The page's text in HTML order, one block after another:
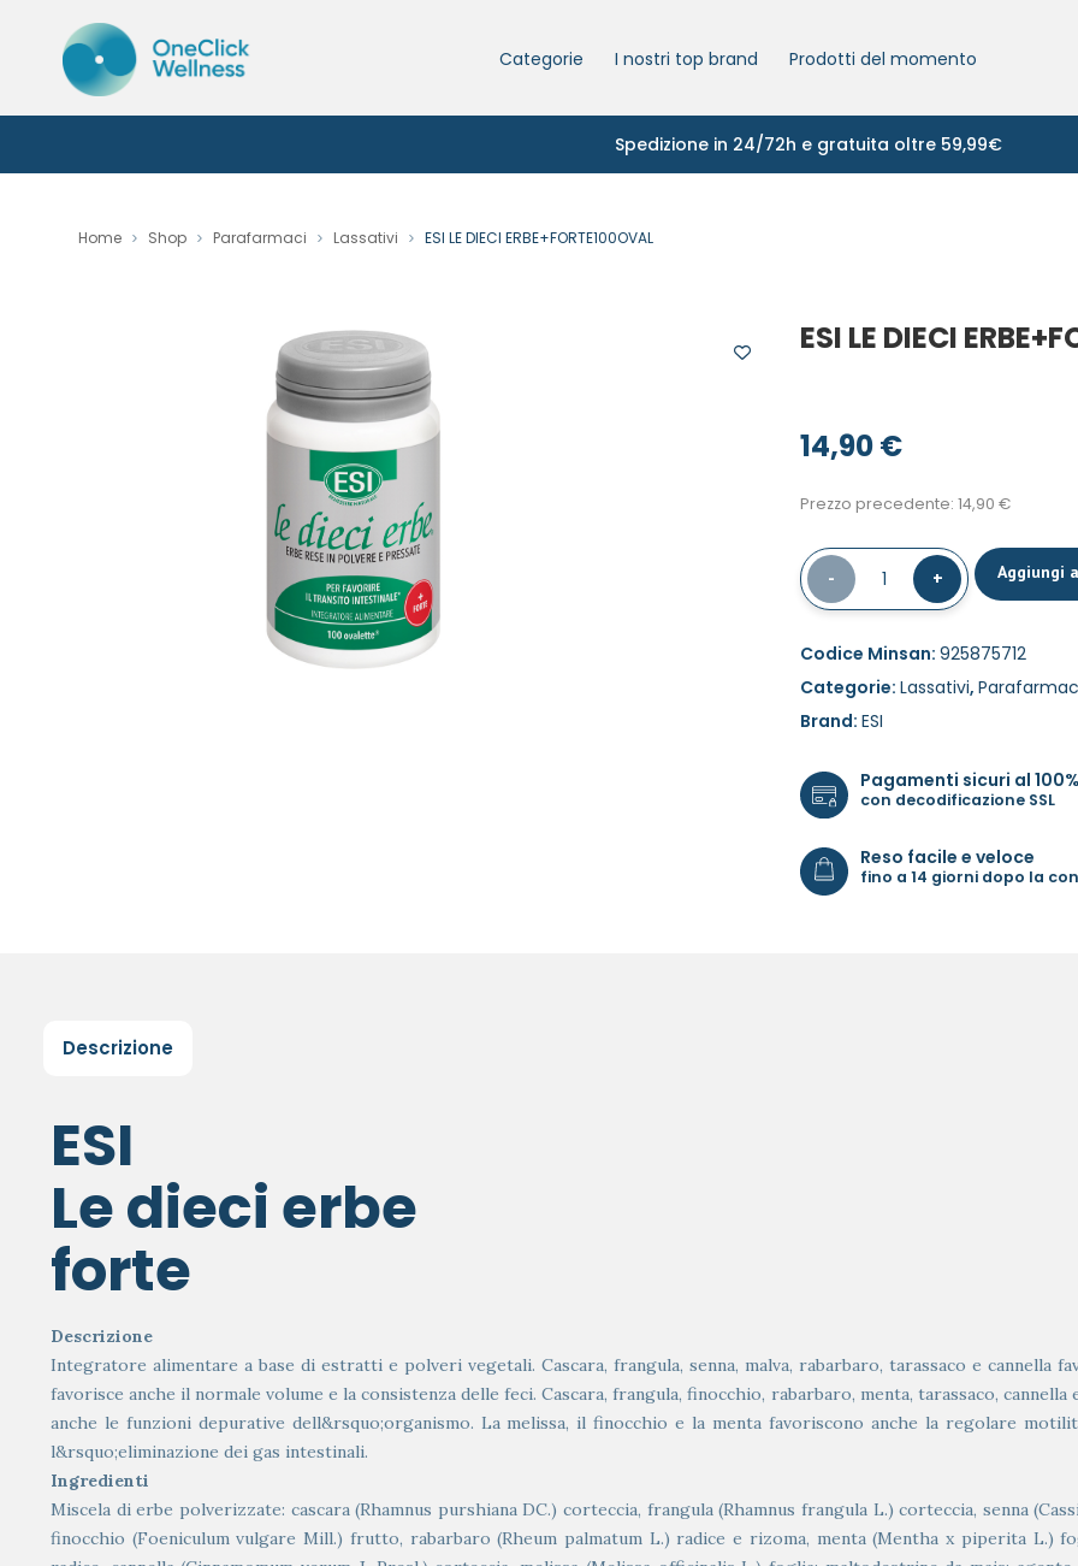
Categorie I nostri top brand Prodotti del momento
Spedizione in 24/72h e gratuita oltre 59,99€
Home Shop Parafarmaci Lassativi ESI LE DIECI ERBE+FORTE100OVAL
ESI LE DIECI
14,90€
Prezzo precedente: 14,90 €
- 1 + Aggiungi
Codice Minsan: 925875712
Categorie: Lassativi,
Brand: ESI
Pagamenti sicuri al 100%
con decodificazione SSL
Reso facile e veloce
fino a 14 giorni dopo la
Descrizione
ESI
Le dieci erbe
forte
Descrizione
Integratore alimentare a base di estratti e polveri vegetali. Cascara, frangula, senna, malva, rabarbaro, tarassaco e cannella
favorisce anche il normale volume e la consistenza delle feci. Cascara, frangula, finocchio, rabarbaro, menta, tarassaco,
anche le funzioni depurative dell&rsquo;organismo. La melissa, il finocchio e la menta favoriscono anche la regolare
l&rsquo;eliminazione dei gas intestinali.
Ingredienti
Miscela di erbe polverizzate: cascara (Rhamnus purshiana DC.) corteccia, frangula (Rhamnus frangula L.) corteccia, senna
finocchio (Foeniculum vulgare Mill.) frutto, rabarbaro (Rheum palmatum L.) radice e rizoma, menta (Mentha x piperita L.)